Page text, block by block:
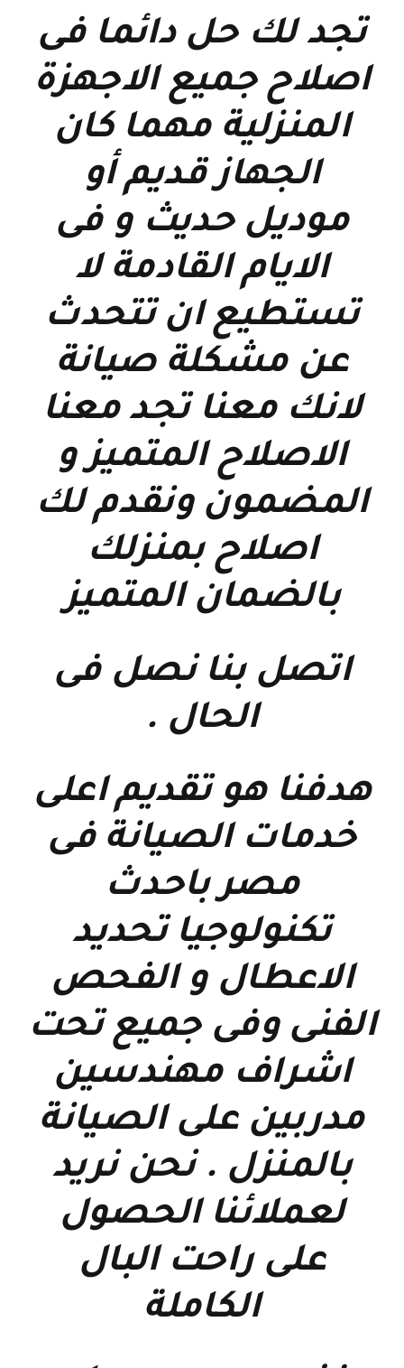
تجد لك حل دائما فى
اصلاح جميع الاجهزة
المنزلية مهما كان
الجهاز قديم أو
موديل حديث و فى
الايام القادمة لا
تستطيع ان تتحدث
عن مشكلة صيانة
لانك معنا تجد معنا
الاصلاح المتميز و
المضمون ونقدم لك
اصلاح بمنزلك
بالضمان المتميز
اتصل بنا نصل فى
الحال .
هدفنا هو تقديم اعلى
خدمات الصيانة فى
مصر باحدث
تكنولوجيا تحديد
الاعطال و الفحص
الفنى وفى جميع تحت
اشراف مهندسين
مدربين على الصيانة
بالمنزل . نحن نريد
لعملائنا الحصول
على راحت البال
الكاملة